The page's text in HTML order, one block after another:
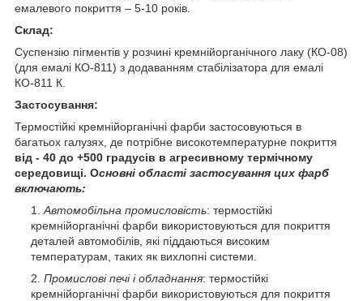
емалевого покриття – 5-10 років.
Склад:
Суспензію пігментів у розчині кремнійорганічного лаку (КО-08)
(для емалі КО-811) з додаванням стабілізатора для емалі
КО-811 К.
Застосування:
Термостійкі кремнійорганічні фарби застосовуються в
багатьох галузях, де потрібне високотемпературне покриття
від - 40 до +500 градусів в агресивному термічному
середовищі. Основні області застосування цих фарб
включають:
Автомобільна промисловість: термостійкі
кремнійорганічні фарби використовуються для покриття
деталей автомобілів, які піддаються високим
температурам, таких як вихлопні системи.
Промислові печі і обладнання: термостійкі
кремнійорганічні фарби використовуються для покриття